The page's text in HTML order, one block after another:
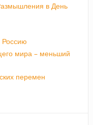
в День
Россию
мира – меньший
перемен